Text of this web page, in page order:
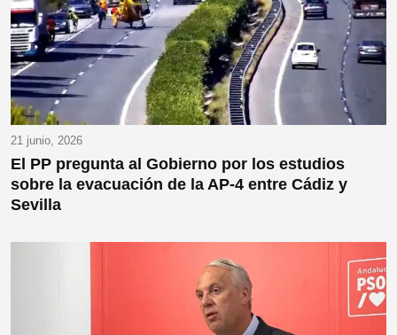
21 junio, 2026
El PP pregunta al Gobierno por los estudios
sobre la evacuación de la AP-4 entre Cádiz y
Sevilla